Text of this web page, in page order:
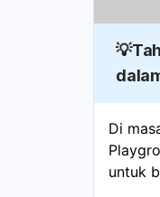
Di
untuk